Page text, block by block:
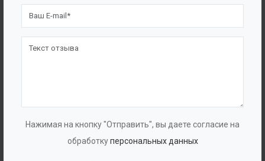
Нажимая на кнопку "Отправить", вы даете согласие на
обработкуперсональных данных